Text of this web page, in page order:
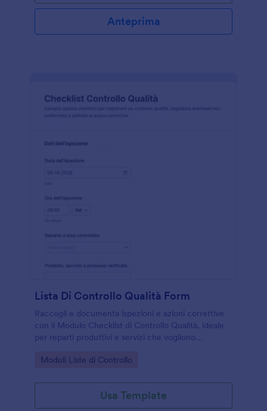
Anteprima
Lista Di Controllo Qualità Form
Raccogli e documenta ispezioni e azioni correttive
con il Modulo Checklist di Controllo Qualità, ideale
per reparti produttivi e servizi che vogliono
verifiche nel tempo.
Go to Category:
Moduli Liste di Controllo
Usa Template